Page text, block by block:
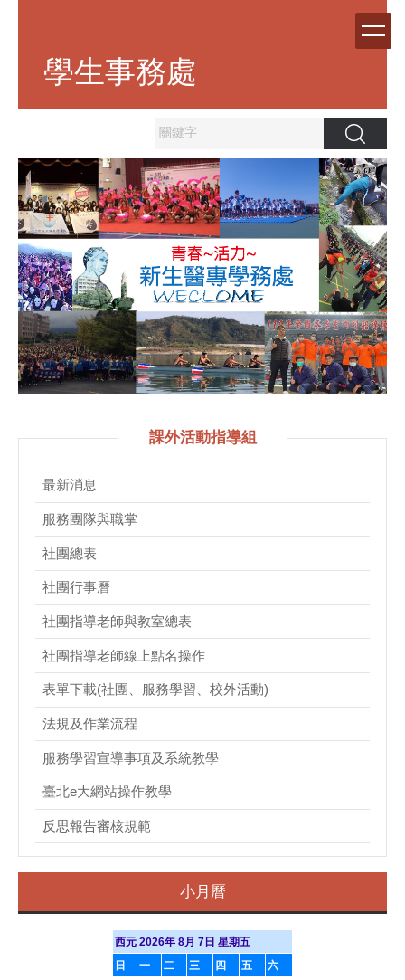
容
學生事務處
搜尋
課外活動指導組
最新消息
服務團隊與職掌
社團總表
社團行事曆
社團指導老師與教室總表
社團指導老師線上點名操作
表單下載(社團、服務學習、校外活動)
法規及作業流程
服務學習宣導事項及系統教學
臺北e大網站操作教學
反思報告審核規範
小月曆
西元 2026年 8月 7日 星期五
日
一 二 三 四 五
六